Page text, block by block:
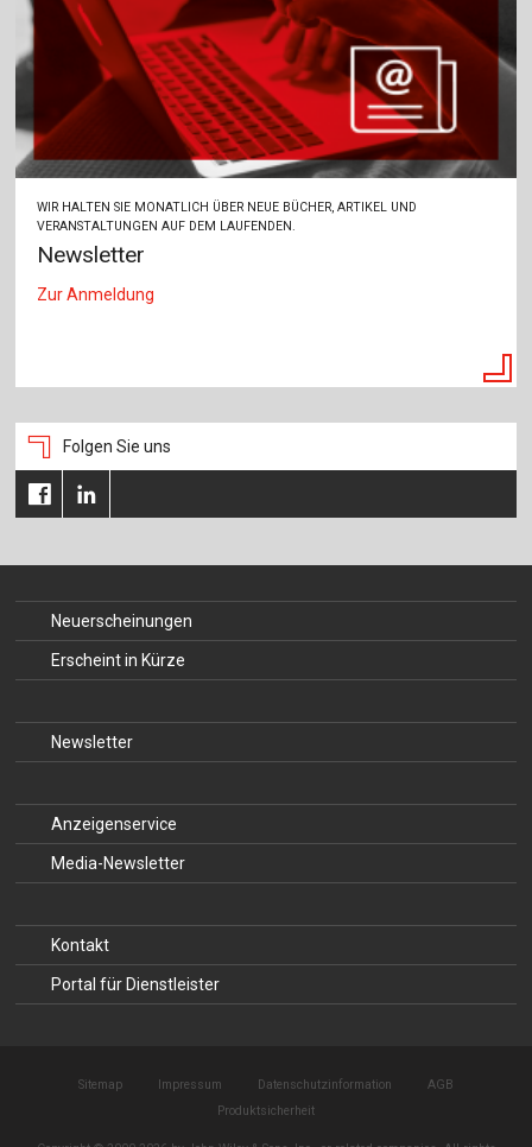
WIR HALTEN SIE MONATLICH ÜBER NEUE BÜCHER, ARTIKEL UND
VERANSTALTUNGEN AUF DEM LAUFENDEN.
Newsletter
Zur Anmeldung
Folgen Sie uns
Neuerscheinungen
Erscheint in Kürze
Newsletter
Anzeigenservice
Media-Newsletter
Kontakt
Portal für Dienstleister
Sitemap Impressum Datenschutzinformation
AGB
Produktsicherheit